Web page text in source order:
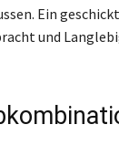
Ein
und